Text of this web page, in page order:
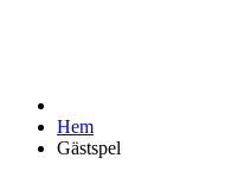
Hem
Gästspel